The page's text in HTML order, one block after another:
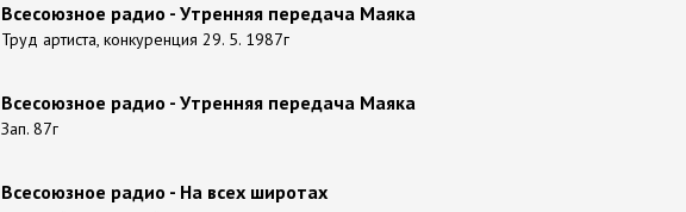
Всесоюзное радио - Утренняя передача Маяка
Труд артиста, конкуренция 29. 5. 1987г
Всесоюзное радио - Утренняя передача Маяка
Зап. 87г
Всесоюзное радио - На всех широтах